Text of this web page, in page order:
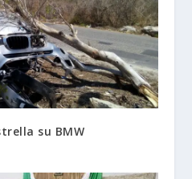
su BMW